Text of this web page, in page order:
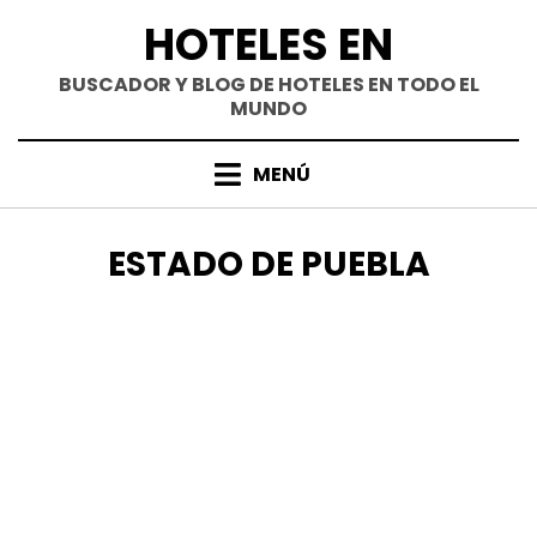
contenido
HOTELES EN
BUSCADOR Y BLOG DE HOTELES EN TODO EL
MUNDO
MENÚ
ETIQUETA
:
ESTADO DE PUEBLA